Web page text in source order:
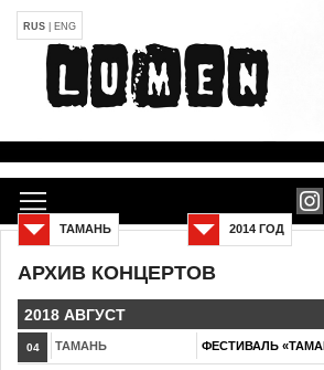
RUS ENG
АРХИВ КОНЦЕРТОВ
2014 ГОД
ТАМАНЬ
2018 АВГУСТ
04 ТАМАНЬ ФЕСТИВАЛЬ